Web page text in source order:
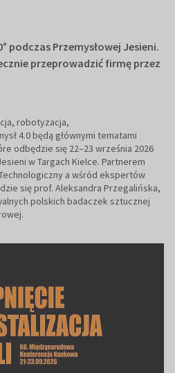
podczas Przemysłowej Jesieni.
przeprowadzić firmę przez
robotyzacja,
4.0 będą głównymi tematami
odbędzie się 22–23 września 2026
w Targach Kielce. Partnerem
a wśród ekspertów
się prof. Aleksandra Przegalińska,
polskich badaczek sztucznej